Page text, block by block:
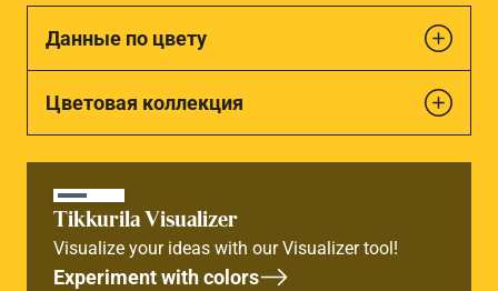
Данные по цвету
Цветовая коллекция
Tikkurila Visualizer
Visualize your ideas with our Visualizer tool!
Experiment with colors